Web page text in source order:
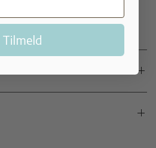
Tilmeld